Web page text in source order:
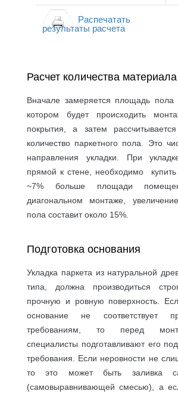
Распечатать
результаты расчета
Расчет количества материала
Вначале замеряется площадь
котором будет происходить
покрытия, а затем
количество паркетного пола. Это
направления укладки. При
прямой к стене, необходимо
~7% больше площади
диагональном монтаже,
пола составит около 15%.
Подготовка основания
Укладка паркета из натуральной
типа, должна производиться
прочную и ровную поверхность.
основание не соответствует
требованиям, то перед
специалисты подготавливают его
требования. Если неровности не
то это может быть заливка
(самовыравнивающей смесью), а